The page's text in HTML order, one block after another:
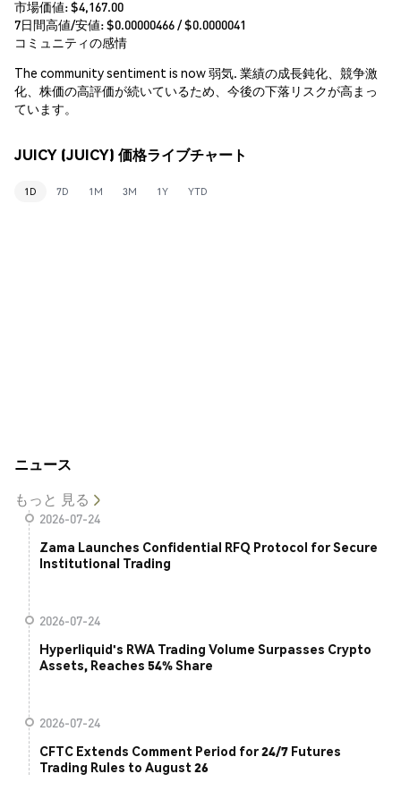
市場価値:$4,167.00
7日間高値/安値: $0.00000466/ $0.0000041
コミュニティの感情
The community sentiment is now 弱気. 業績の成長鈍化、競争激
化、株価の高評価が続いているため、今後の下落リスクが高まっ
ています。
JUICY (JUICY) 価格ライブチャート
1D 7D 1M 3M 1Y YTD
ニュース
もっと 見る
2026-07-24
Zama Launches Confidential RFQ Protocol for Secure
Institutional Trading
2026-07-24
Hyperliquid's RWA Trading Volume Surpasses Crypto
Assets, Reaches 54% Share
2026-07-24
CFTC Extends Comment Period for 24/7 Futures
Trading Rules to August 26